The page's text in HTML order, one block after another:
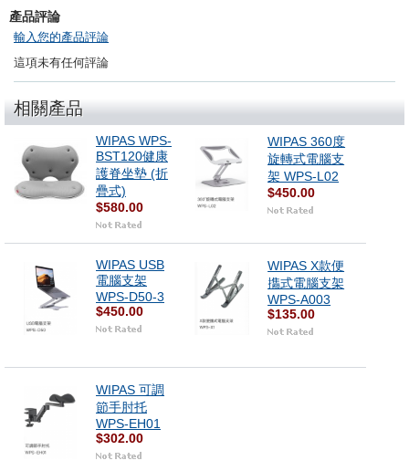
產品評論
輸入您的產品評論
這項未有任何評論
相關產品
WIPAS WPS-
BST120健康
護脊坐墊 (折
疊式)
$580.00
WIPAS 360度
旋轉式電腦支
架 WPS-L02
$450.00
WIPAS USB
電腦支架
WPS-D50-3
$450.00
WIPAS X款便
㩦式電腦支架
WPS-A003
$135.00
WIPAS 可調
節手肘托
WPS-EH01
$302.00